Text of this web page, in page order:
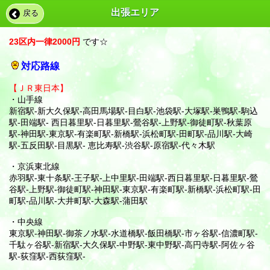
戻る 出張エリア
23区内一律2000円 です☆
対応路線
【ＪＲ東日本】
・山手線
新宿駅-新大久保駅-高田馬場駅-目白駅-池袋駅-大塚駅-巣鴨駅-駒込
駅-田端駅- 西日暮里駅-日暮里駅-鶯谷駅-上野駅-御徒町駅-秋葉原
駅-神田駅-東京駅-有楽町駅-新橋駅-浜松町駅-田町駅-品川駅-大崎
駅-五反田駅-目黒駅- 恵比寿駅-渋谷駅-原宿駅-代々木駅
・京浜東北線
赤羽駅-東十条駅-王子駅-上中里駅-田端駅-西日暮里駅-日暮里駅-鶯
谷駅-上野駅-御徒町駅-神田駅-東京駅-有楽町駅-新橋駅-浜松町駅-田
町駅-品川駅-大井町駅-大森駅-蒲田駅
・中央線
東京駅-神田駅-御茶ノ水駅-水道橋駅-飯田橋駅-市ヶ谷駅-信濃町駅-
千駄ヶ谷駅-新宿駅-大久保駅-中野駅-東中野駅-高円寺駅-阿佐ヶ谷
駅-荻窪駅-西荻窪駅-
営業時間:12:00～05:00 （受付11:30〜）年中無休/※現在ネッ
お店に電話する